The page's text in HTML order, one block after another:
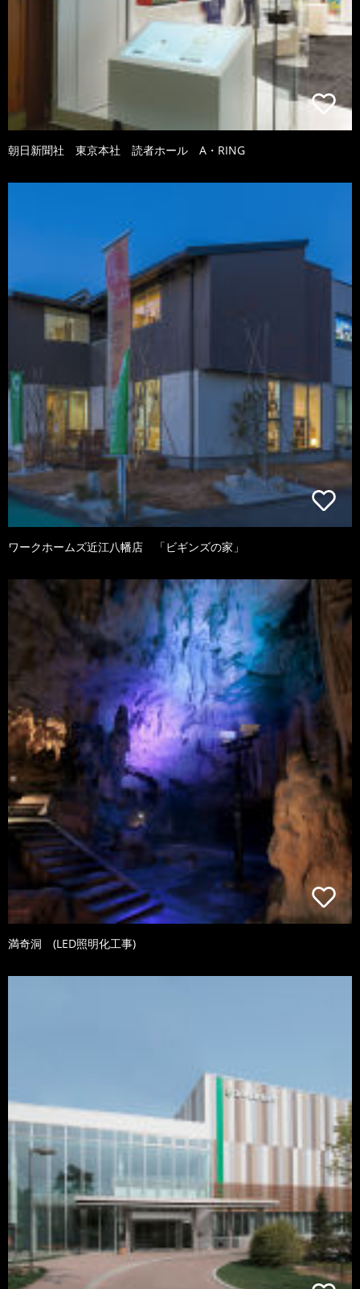
朝日新聞社 東京本社 読者ホール A・RING
ワークホームズ近江八幡店 「ビギンズの家」
満奇洞 (LED照明化工事)